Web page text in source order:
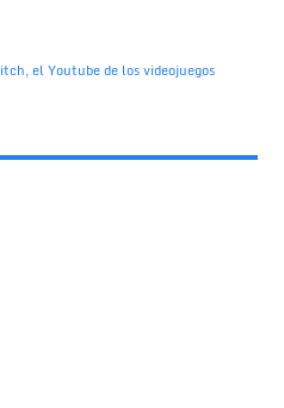
el Youtube de los videojuegos